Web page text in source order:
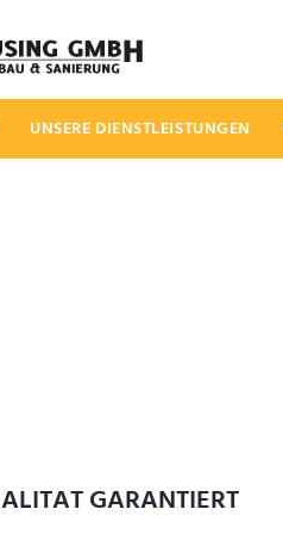
UNSERE DIENSTLEISTUNGEN
ALITÄTGARANTIERT